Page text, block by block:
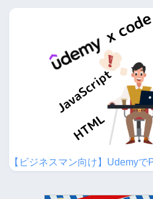
【ビジネスマン向け】Udemy